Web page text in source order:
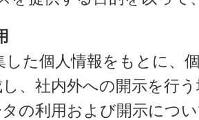
した個人情報をもとに、
、社内外への開示を行
の利用および開示につ